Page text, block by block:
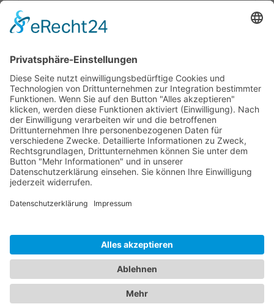
Lieferumfang
Dokumente
Ähnliche Artikel
HOTLINE
ONEAV.EU
NEWSLETTER